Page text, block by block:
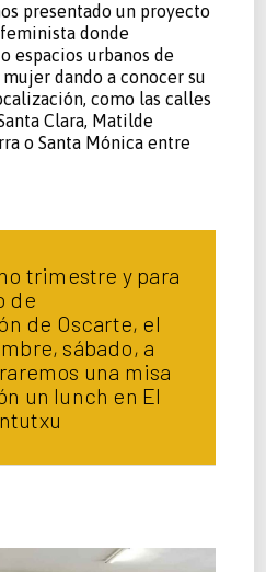
presentado un proyecto
donde
espacios urbanos de
dando a conocer su
como las calles
Clara, Matilde
o Santa Mónica entre
trimestre y para
de
de Oscarte, el
sábado, a
una misa
un lunch en El